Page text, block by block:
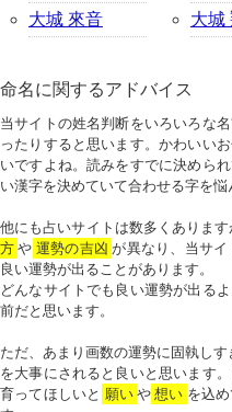
大城 來音
大城
命名に関するアドバイス
当サイトの姓名判断をいろいろな
ったりすると思います。かわいい
いですよね。読みをすでに決めら
い漢字を決めていて合わせる字を悩
他にも占いサイトは数多くあります
方 や 運勢の吉凶 が異なり、当サ
良い運勢が出ることがあります。
どんなサイトでも良い運勢が出る
前だと思います。
ただ、あまり画数の運勢に固執し
を大事にされると良いと思います
育ってほしいと 願い や 想い を込